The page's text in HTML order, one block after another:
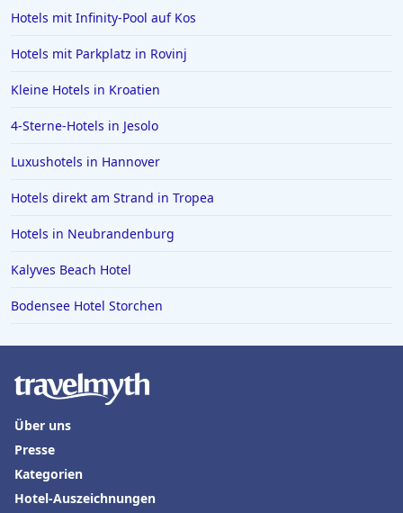
Hotels in Lissabon
Hotels in Madrid
Hotels in Wyk auf Föhr
Hotels in Bad Bramstedt
Hotels in Iserlohn
Hotels in Norden
Hotels mit Infinity-Pool auf Kos
Hotels mit Parkplatz in Rovinj
Kleine Hotels in Kroatien
4-Sterne-Hotels in Jesolo
Luxushotels in Hannover
Hotels direkt am Strand in Tropea
Hotels in Neubrandenburg
Kalyves Beach Hotel
Bodensee Hotel Storchen
Über uns
Presse
Kategorien
Hotel-Auszeichnungen